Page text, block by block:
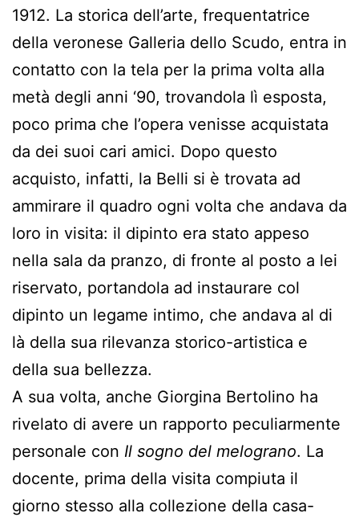
1912. La storica dell’arte, frequentatrice
della veronese Galleria dello Scudo, entra in
contatto con la tela per la prima volta alla
metà degli anni ‘90, trovandola lì esposta,
poco prima che l’opera venisse acquistata
da dei suoi cari amici. Dopo questo
acquisto, infatti, la Belli si è trovata ad
ammirare il quadro ogni volta che andava da
loro in visita: il dipinto era stato appeso
nella sala da pranzo, di fronte al posto a lei
riservato, portandola ad instaurare col
dipinto un legame intimo, che andava al di
là della sua rilevanza storico-artistica e
della sua bellezza.
A sua volta, anche Giorgina Bertolino ha
rivelato di avere un rapporto peculiarmente
personale con Il sogno del melograno. La
docente, prima della visita compiuta il
giorno stesso alla collezione della casa-